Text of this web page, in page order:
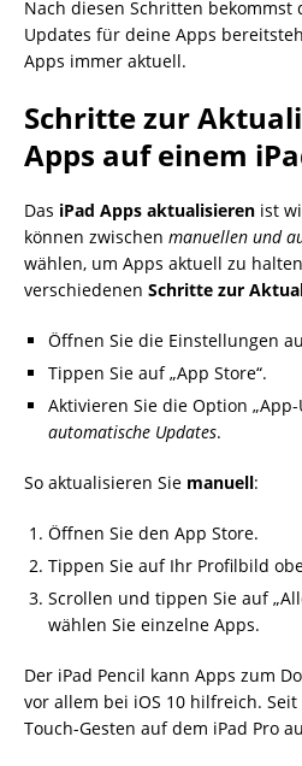
Nach diesen Schritten bekommst
Updates für deine Apps
Apps immer aktuell.
Schritte zur
Apps auf einem
Das iPad Apps aktualisieren ist
können zwischen manuellen und
wählen, um Apps aktuell zu
verschiedenen Schritte zur
Öffnen Sie die Einstellungen
Tippen Sie auf „App Store“.
Aktivieren Sie die Option
automatische Updates.
So aktualisieren Sie manuell:
Öffnen Sie den App Store.
Tippen Sie auf Ihr Profilbild
Scrollen und tippen Sie auf
wählen Sie einzelne Apps.
Der iPad Pencil kann Apps zum
vor allem bei iOS 10 hilfreich.
Touch-Gesten auf dem iPad Pro